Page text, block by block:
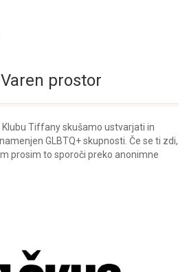
prostor
Klubu Tiffany skušamo ustvarjati in
GLBTQ+ skupnosti. Če se ti zdi,
prosim to sporoči preko anonimne